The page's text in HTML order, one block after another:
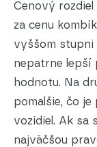
Cenový
za cenu
vyššom stupni
nepatrne lepší
hodnotu. Na
pomalšie, čo
vozidiel. Ak sa
najväčšou